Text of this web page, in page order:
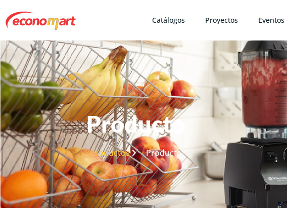
Catálogos Proyectos Eventos
Producto
Productos Producto